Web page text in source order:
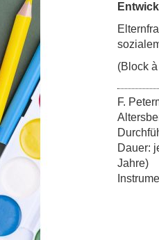
(Block
F.
Dauer:
Jahre)